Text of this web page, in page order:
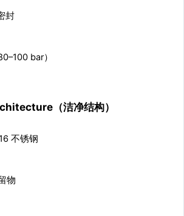
封
bar）
（洁净结构）
不锈钢
物